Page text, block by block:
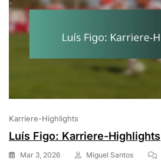
Karriere-Highlights
Luís Figo: Karriere-Highlights
Mar 3, 2026 Miguel Santos